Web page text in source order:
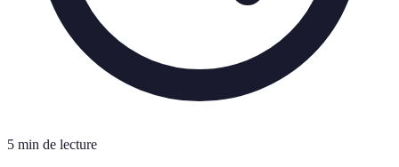
5 min de lecture